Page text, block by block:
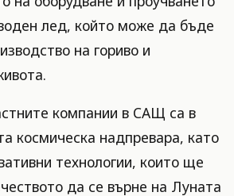
лед, който може да бъде
на гориво и
компании в САЩ са в
космическа надпревара, като
технологии, които ще
да се върне на Луната